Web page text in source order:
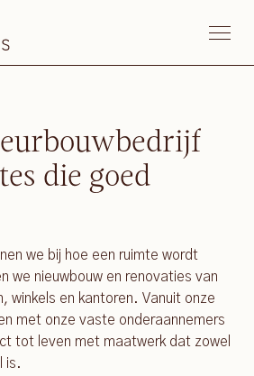
die goed
we bij hoe een ruimte wordt
we nieuwbouw en renovaties van
winkels en kantoren. Vanuit onze
met onze vaste onderaannemers
tot leven met maatwerk dat zowel
is.